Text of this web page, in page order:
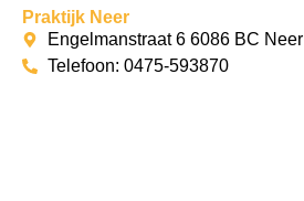
Praktijk Neer
Engelmanstraat 6 6086 BC Neer
Telefoon: 0475-593870